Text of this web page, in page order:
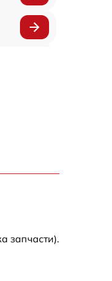
запчасти).